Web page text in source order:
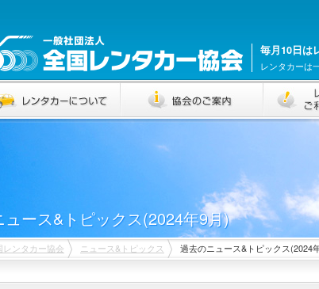
毎月10日は
レンタカーは
ュース&トピックス(2024年9月)
レンタカー協会 ニュース&トピックス 過去のニュース&トピックス(2024